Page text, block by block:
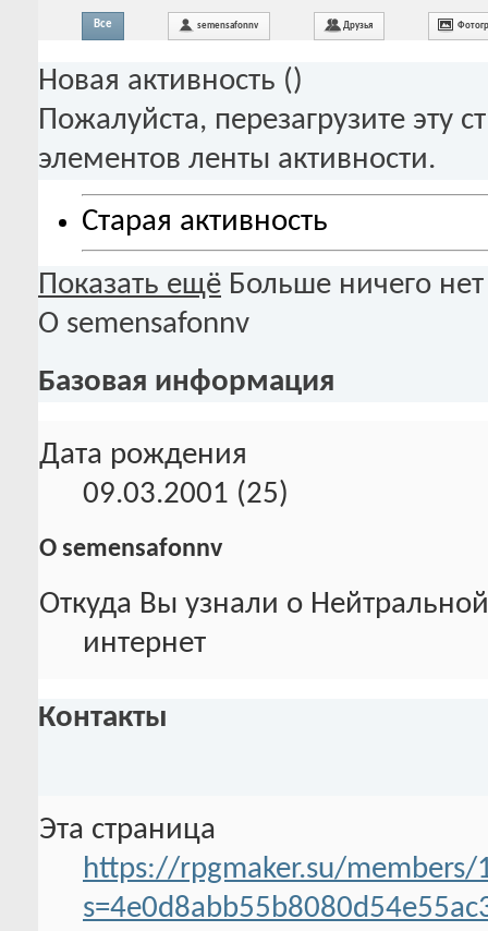
Все semensafonnv Друзья
Новая активность ()
Пожалуйста, перезагрузите эту
элементов ленты активности.
Старая активность
Показать ещё Больше ничего нет
О semensafonnv
Базовая информация
Дата рождения
09.03.2001 (25)
О semensafonnv
Откуда Вы узнали о
интернет
Контакты
Эта страница
https://rpgmaker.su/members/